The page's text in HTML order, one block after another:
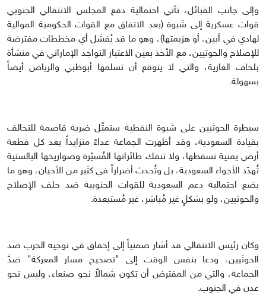
وإلى جانب القبائل، تأتي احتمالية دفع المجلس الانتقالي الجنوبي
قوات عسكرية إلى شبوة (بعد الاتفاق مع القوات الحكومية الموالية
لهادي في أبين، أو هزيمتها)، وهو ما قد يُفشل أي مخططات مفترضة
للإصلاح والحوثيين، مع الأخذ بعين الاعتبار التواجد الإماراتي في منشأة
بلحاف الغازية، والتي لا يتوقع أن تسلمها أبوظبي والرياض أيضاً
بسهولة.
سيطرة الحوثيين على شبوة النفطية ستمثّل ضربة قاصمة للتحالف
بقيادة السعودية، وقد أظهرت الجماعة عداءً متزايداً بعد كل قطعة
أرض يمنية تسقطها، ولا تنفك طائراتها المُسيّرة وصواريخها البالستية
تُهدّد الأجواء السعودية، بل وتُحدث أضراراً في كثير من الأحيان، وهو ما
يضع احتمالية دعم السعودية للقوات الجنوبية ضد حلف الإصلاح
والحوثيين، ولو بشكلٍ غير مُباشر، غير مُستبعدة.
وكان رئيس الانتقالي قد أشار ضمنياً إلى إخفاق في توجيه الحرب ضد
الحوثيين، ودعا بنفس الوقت إلى "تصحيح مسار المعركة" ضدَّ
الجماعة، والتي من المفترض أن تكون شمالاً نحو صنعاء، وليس نحو
عدن في الجنوب.